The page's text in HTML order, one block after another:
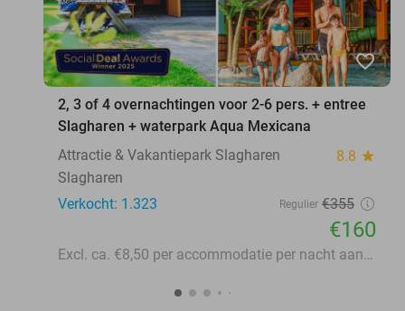
favorite_border
2, 3 of 4 overnachtingen voor 2-6 pers. + entree
Slagharen + waterpark Aqua Mexicana
Attractie & Vakantiepark Slagharen
8.8 star
Slagharen
Verkocht: 1.323
Regulier €355
€160
Excl. ca. €8,50 per accommodatie per nacht aan lokale heffingen